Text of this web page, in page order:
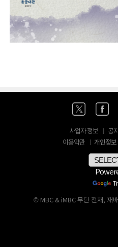
사업자 정보 공
이용약관
개인정보
© MBC & iMBC 무단 전재, 재